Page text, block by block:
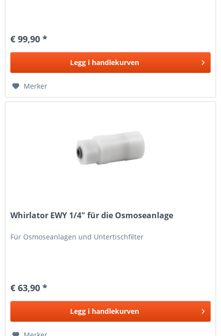
€ 99,90 *
Legg i handlekurven
Merker
Whirlator EWY 1/4" für die Osmoseanlage
Für Osmoseanlagen und Untertischfilter
€ 63,90 *
Legg i handlekurven